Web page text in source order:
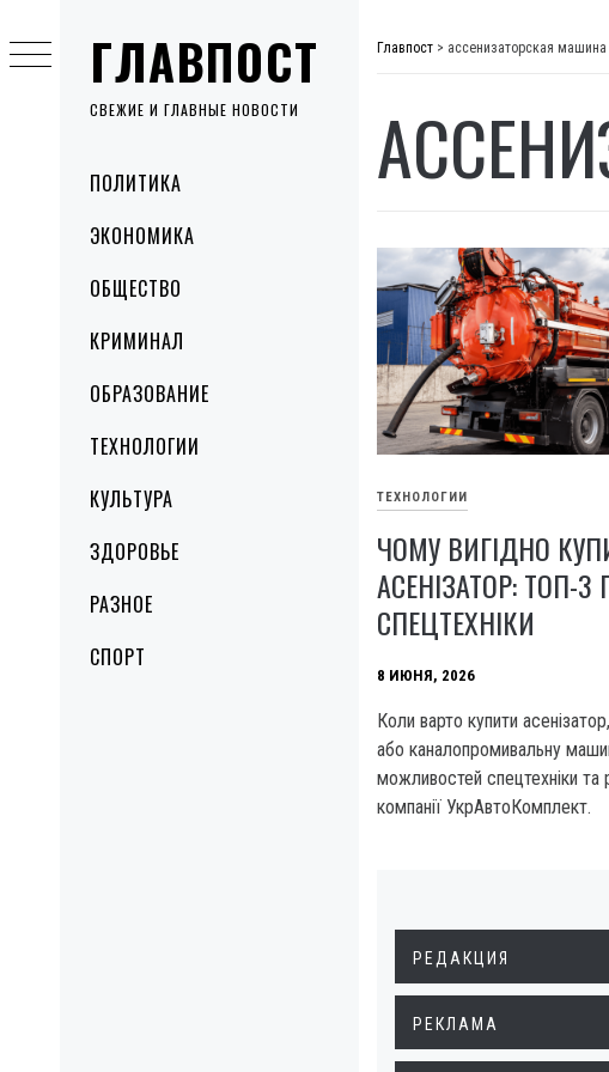
ГЛАВПОСТ
СВЕЖИЕ И ГЛАВНЫЕ НОВОСТИ
MenuПОЛИТИКА
ЭКОНОМИКА
ОБЩЕСТВО
КРИМИНАЛ
ОБРАЗОВАНИЕ
ТЕХНОЛОГИИ
КУЛЬТУРА
ЗДОРОВЬЕ
РАЗНОЕ
СПОРТ
to
content
Главпост > ассенизаторская машина
ТЕХНОЛОГИИ
ЧОМУ ВИГІДНО
АСЕНІЗАТОР: ТОП-3
СПЕЦТЕХНІКИ
8 ИЮНЯ, 2026
Коли варто купити
або каналопромивальну
можливостей спецтехніки та
компанії УкрАвтоКомплект.
РЕДАКЦИЯ
РЕКЛАМА